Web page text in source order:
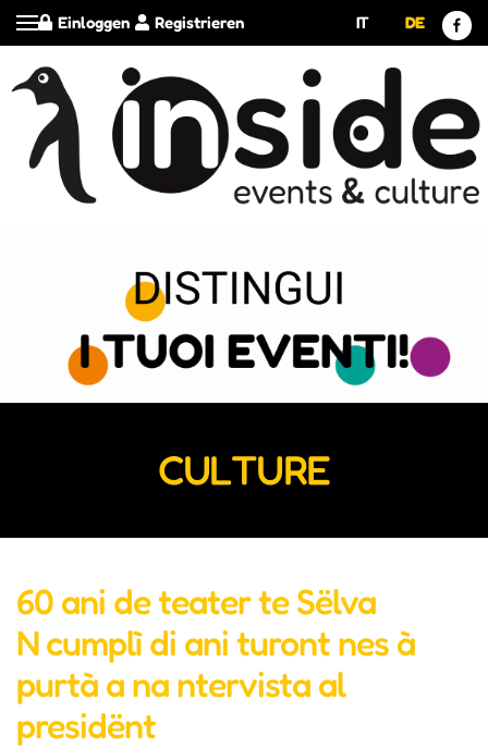
Registrieren
Einloggen IT DE
CULTURE
60 ani de teater te Sëlva
N cumplì di ani turont nes à
purtà a na ntervista al
presidënt